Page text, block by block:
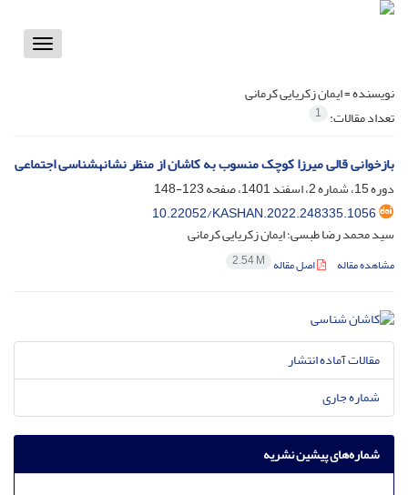
Toggle
نویسنده =ایمان زکریایی کرمانی
تعداد مقالات: 1
بازخوانی قالی میرزا کوچک منسوب به کاشان از منظر نشانهشناسی اجتماعی
دوره 15، شماره 2، اسفند 1401، صفحه
123-148
10.22052/KASHAN.2022.248335.1056
سید محمد رضا طبسی؛ ایمان زکریایی کرمانی
مشاهده مقاله اصل مقاله 2.54 M
مقالات آماده انتشار
شماره جاری
شماره‌های پیشین نشریه